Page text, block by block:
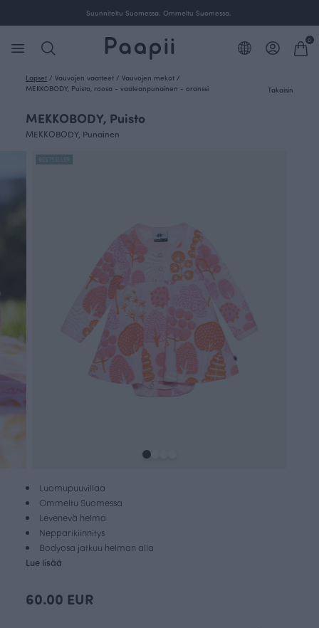
Suunniteltu Suomessa. Ommeltu Suomessa.
0
Lapset / Vauvojen vaatteet / Vauvojen mekot /
MEKKOBODY, Puisto, roosa - vaaleanpunainen - oranssi
Takaisin
MEKKOBODY, Puisto
MEKKOBODY, Punainen
Luomupuuvillaa
Ommeltu Suomessa
Levenevä helma
Nepparikiinnitys
Bodyosa jatkuu helman alla
Lue lisää
60.00 EUR